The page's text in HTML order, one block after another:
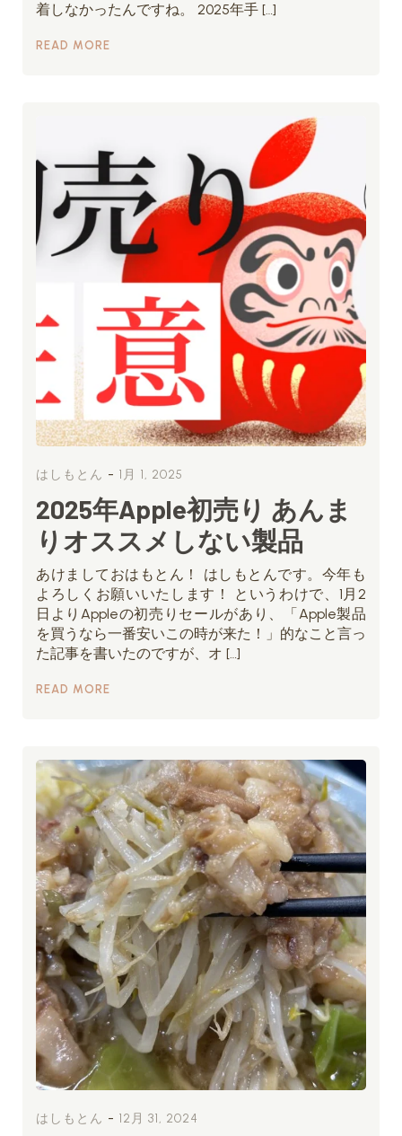
着しなかったんですね。 2025年手 […]
READ MORE
はしもとん - 1月 1, 2025
2025年Apple初売り あんま
りオススメしない製品
あけましておはもとん！ はしもとんです。今年も
よろしくお願いいたします！ というわけで、1月2
日よりAppleの初売りセールがあり、「Apple製品
を買うなら一番安いこの時が来た！」的なこと言っ
た記事を書いたのですが、オ […]
READ MORE
はしもとん - 12月 31, 2024